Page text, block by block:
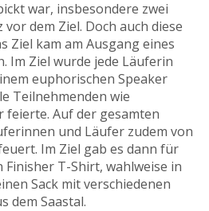
war, insbesondere zwei
dem Ziel. Doch auch diese
Ziel kam am Ausgang eines
Im Ziel wurde jede Läuferin
euphorischen Speaker
Teilnehmenden wie
feierte. Auf der gesamten
und Läufer zudem von
Im Ziel gab es dann für
T-Shirt, wahlweise in
Sack mit verschiedenen
dem Saastal.